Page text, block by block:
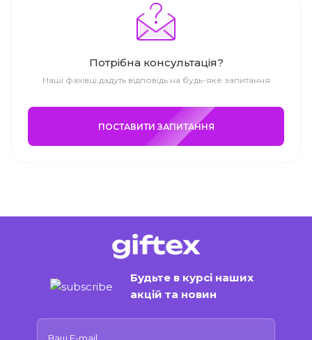
Потрібна консультація?
Наші фахівці дадуть відповідь на будь-яке запитання
ПОСТАВИТИ ЗАПИТАННЯ
Будьте в курсі наших
акцій та новин